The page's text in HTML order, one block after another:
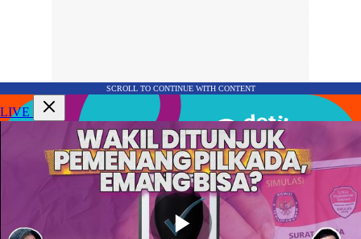
SCROLL TO CONTINUE WITH CONTENT
LIVE